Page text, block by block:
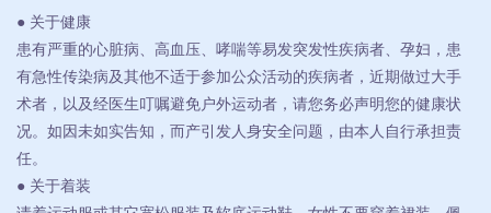
● 关于健康
患有严重的心脏病、高血压、哮喘等易发突发性疾病者、孕妇，患
有急性传染病及其他不适于参加公众活动的疾病者，近期做过大手
术者，以及经医生叮嘱避免户外运动者，请您务必声明您的健康状
况。如因未如实告知，而产引发人身安全问题，由本人自行承担责
任。
● 关于着装